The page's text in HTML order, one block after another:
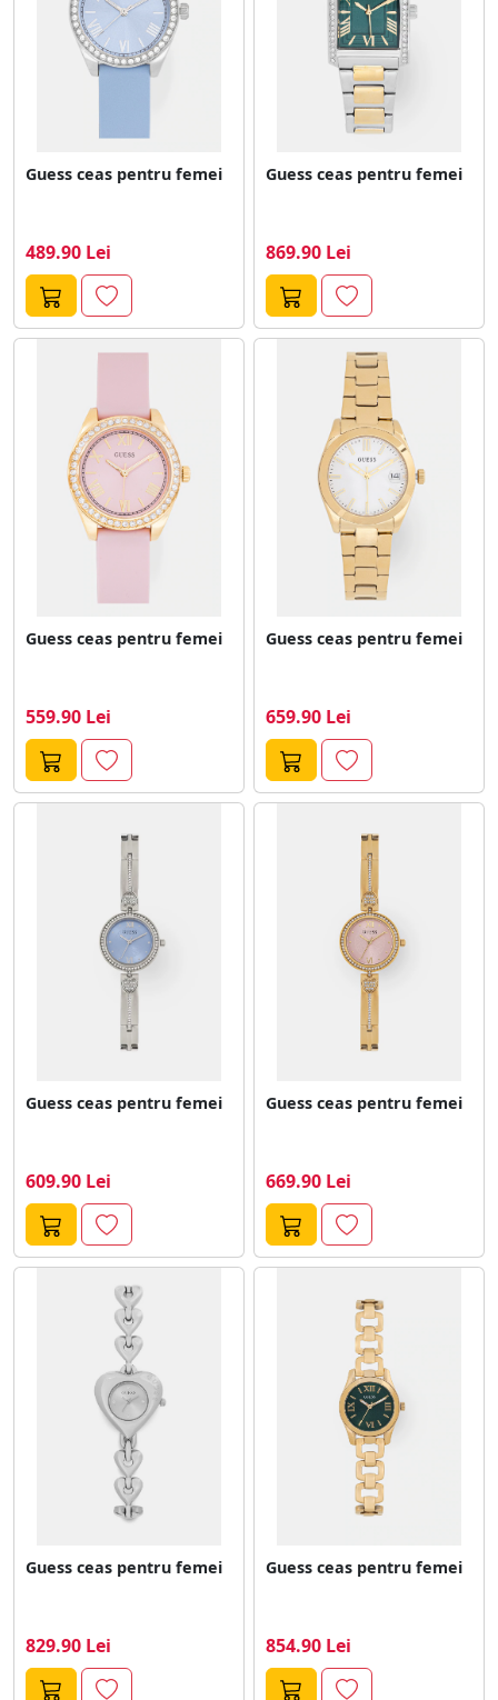
Guess ceas pentru femei
489.90 Lei
Guess ceas pentru femei
869.90 Lei
Guess ceas pentru femei
559.90 Lei
Guess ceas pentru femei
659.90 Lei
Guess ceas pentru femei
609.90 Lei
Guess ceas pentru femei
669.90 Lei
Guess ceas pentru femei
829.90 Lei
Guess ceas pentru femei
854.90 Lei